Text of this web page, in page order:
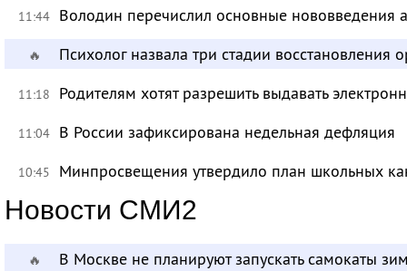
11:44 Володин перечислил основные нововведения
🔥 Психолог назвала три стадии восстановления
11:18 Родителям хотят разрешить выдавать
11:04 В России зафиксирована недельная дефляция
10:45 Минпросвещения утвердило план школьных
Новости СМИ2
🔥 В Москве не планируют запускать самокаты